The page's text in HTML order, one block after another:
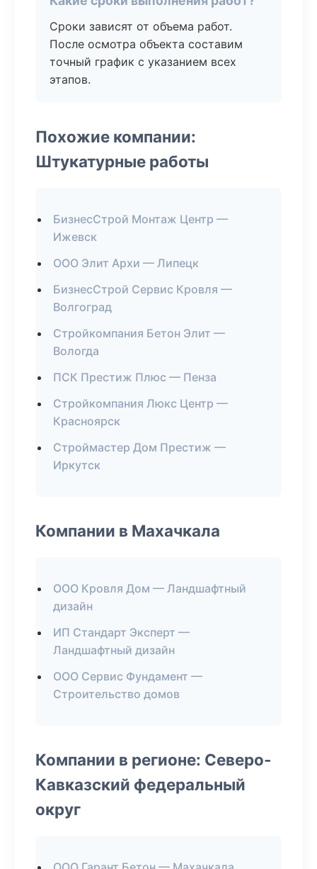
Сроки зависят от объема работ.
После осмотра объекта составим
точный график с указанием всех
этапов.
Похожие компании:
Штукатурные работы
БизнесСтрой Монтаж Центр —
Ижевск
ООО Элит Архи — Липецк
БизнесСтрой Сервис Кровля —
Волгоград
Стройкомпания Бетон Элит —
Вологда
ПСК Престиж Плюс — Пенза
Стройкомпания Люкс Центр —
Красноярск
Строймастер Дом Престиж —
Иркутск
Компании в Махачкала
ООО Кровля Дом — Ландшафтный
дизайн
ИП Стандарт Эксперт —
Ландшафтный дизайн
ООО Сервис Фундамент —
Строительство домов
Компании в регионе: Северо-
Кавказский федеральный
округ